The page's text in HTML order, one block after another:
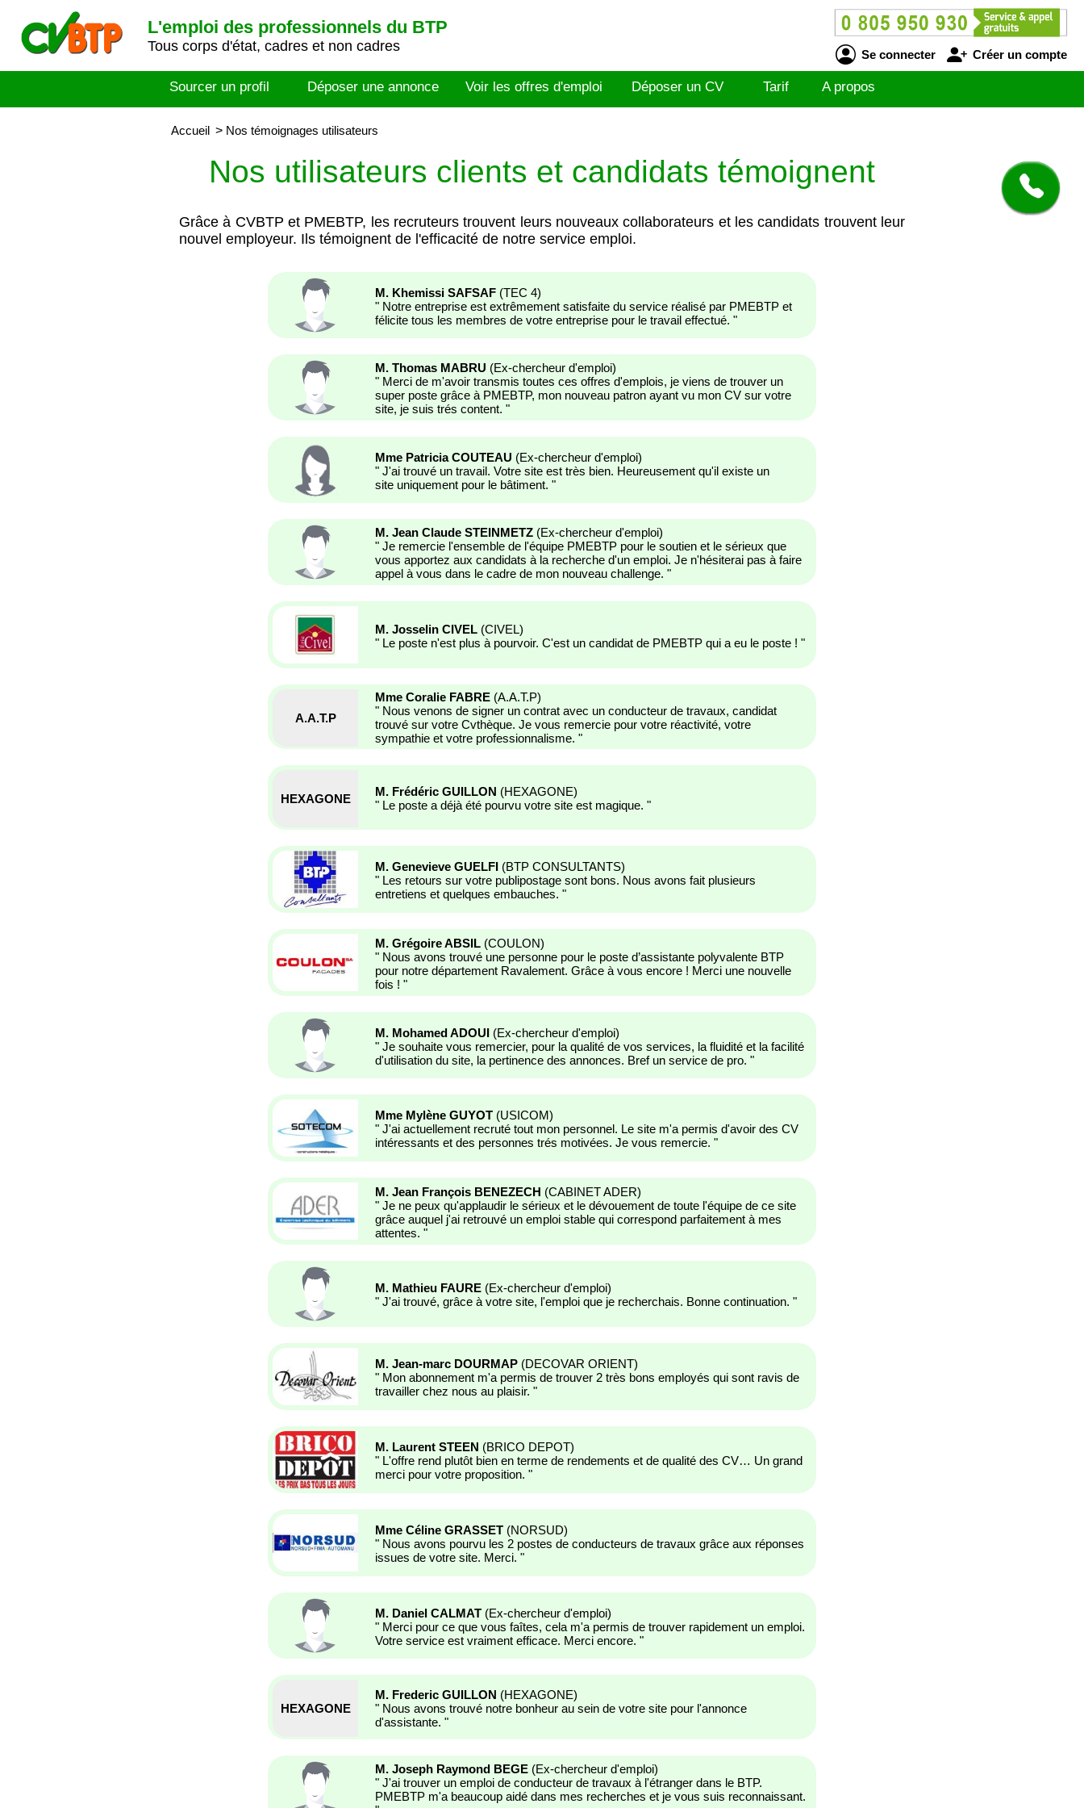
L'emploi des professionnels du BTP
Tous corps d'état, cadres et non cadres
Se connecter Créer un compte
Sourcer un profil Déposer une annonce Voir les offres d'emploi Déposer un CV Tarif A propos
Accueil > Nos témoignages utilisateurs
Nos utilisateurs clients et candidats témoignent
Grâce à CVBTP et PMEBTP, les recruteurs trouvent leurs nouveaux collaborateurs et les candidats trouvent leur
nouvel employeur. Ils témoignent de l'efficacité de notre service emploi.
M. Khemissi SAFSAF (TEC 4)
" Notre entreprise est extrêmement satisfaite du service réalisé par PMEBTP et
félicite tous les membres de votre entreprise pour le travail effectué. "
M. Thomas MABRU (Ex-chercheur d'emploi)
" Merci de m'avoir transmis toutes ces offres d'emplois, je viens de trouver un
super poste grâce à PMEBTP, mon nouveau patron ayant vu mon CV sur votre
site, je suis trés content. "
Mme Patricia COUTEAU (Ex-chercheur d'emploi)
" J'ai trouvé un travail. Votre site est très bien. Heureusement qu'il existe un
site uniquement pour le bâtiment. "
M. Jean Claude STEINMETZ (Ex-chercheur d'emploi)
" Je remercie l'ensemble de l'équipe PMEBTP pour le soutien et le sérieux que
vous apportez aux candidats à la recherche d'un emploi. Je n'hésiterai pas à faire
appel à vous dans le cadre de mon nouveau challenge. "
M. Josselin CIVEL (CIVEL)
" Le poste n'est plus à pourvoir. C'est un candidat de PMEBTP qui a eu le poste ! "
A.A.T.P
Mme Coralie FABRE (A.A.T.P)
" Nous venons de signer un contrat avec un conducteur de travaux, candidat
trouvé sur votre Cvthèque. Je vous remercie pour votre réactivité, votre
sympathie et votre professionnalisme. "
HEXAGONE
M. Frédéric GUILLON (HEXAGONE)
" Le poste a déjà été pourvu votre site est magique. "
M. Genevieve GUELFI (BTP CONSULTANTS)
" Les retours sur votre publipostage sont bons. Nous avons fait plusieurs
entretiens et quelques embauches. "
M. Grégoire ABSIL (COULON)
" Nous avons trouvé une personne pour le poste d’assistante polyvalente BTP
pour notre département Ravalement. Grâce à vous encore ! Merci une nouvelle
fois ! "
M. Mohamed ADOUI (Ex-chercheur d'emploi)
" Je souhaite vous remercier, pour la qualité de vos services, la fluidité et la facilité
d'utilisation du site, la pertinence des annonces. Bref un service de pro. "
Mme Mylène GUYOT (USICOM)
" J'ai actuellement recruté tout mon personnel. Le site m'a permis d'avoir des CV
intéressants et des personnes trés motivées. Je vous remercie. "
M. Jean François BENEZECH (CABINET ADER)
" Je ne peux qu'applaudir le sérieux et le dévouement de toute l'équipe de ce site
grâce auquel j'ai retrouvé un emploi stable qui correspond parfaitement à mes
attentes. "
M. Mathieu FAURE (Ex-chercheur d'emploi)
" J'ai trouvé, grâce à votre site, l'emploi que je recherchais. Bonne continuation. "
M. Jean-marc DOURMAP (DECOVAR ORIENT)
" Mon abonnement m'a permis de trouver 2 très bons employés qui sont ravis de
travailler chez nous au plaisir. "
M. Laurent STEEN (BRICO DEPOT)
" L'offre rend plutôt bien en terme de rendements et de qualité des CV… Un grand
merci pour votre proposition. "
Mme Céline GRASSET (NORSUD)
" Nous avons pourvu les 2 postes de conducteurs de travaux grâce aux réponses
issues de votre site. Merci. "
M. Daniel CALMAT (Ex-chercheur d'emploi)
" Merci pour ce que vous faîtes, cela m'a permis de trouver rapidement un emploi.
Votre service est vraiment efficace. Merci encore. "
HEXAGONE
M. Frederic GUILLON (HEXAGONE)
" Nous avons trouvé notre bonheur au sein de votre site pour l'annonce
d'assistante. "
M. Joseph Raymond BEGE (Ex-chercheur d'emploi)
" J'ai trouver un emploi de conducteur de travaux à l'étranger dans le BTP.
PMEBTP m'a beaucoup aidé dans mes recherches et je vous suis reconnaissant.